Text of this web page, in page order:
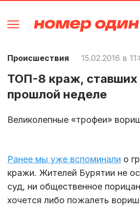
Происшествия 15.02.2016 в
ТОП-8 краж,
прошлой неделе
Великолепные «трофеи»
Ранее мы уже вспоминали о
кражи. Жителей Бурятии не
суд, ни общественное
хочется либо пожалеть